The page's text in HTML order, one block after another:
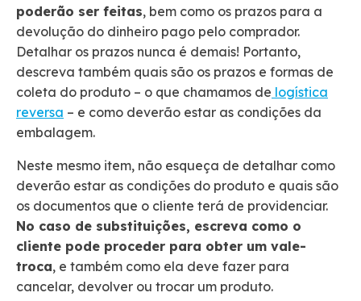
poderão ser feitas, bem como os prazos para a
devolução do dinheiro pago pelo comprador.
Detalhar os prazos nunca é demais! Portanto,
descreva também quais são os prazos e formas de
coleta do produto – o que chamamos de logística
reversa – e como deverão estar as condições da
embalagem.
Neste mesmo item, não esqueça de detalhar como
deverão estar as condições do produto e quais são
os documentos que o cliente terá de providenciar.
No caso de substituições, escreva como o
cliente pode proceder para obter um vale-
troca, e também como ela deve fazer para
cancelar, devolver ou trocar um produto.